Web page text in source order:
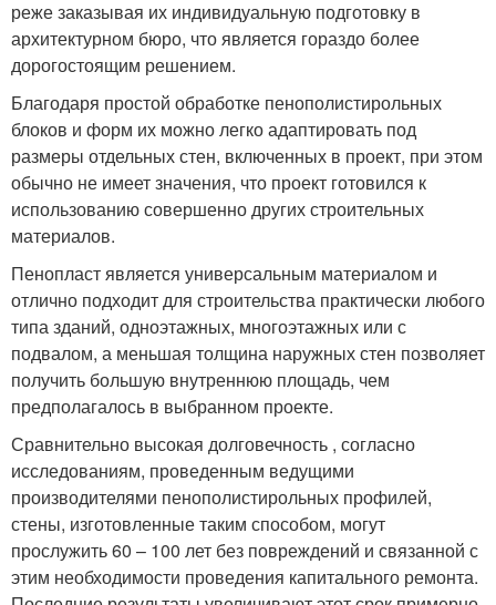
реже заказывая их индивидуальную подготовку в
архитектурном бюро, что является гораздо более
дорогостоящим решением.
Благодаря простой обработке пенополистирольных
блоков и форм их можно легко адаптировать под
размеры отдельных стен, включенных в проект, при этом
обычно не имеет значения, что проект готовился к
использованию совершенно других строительных
материалов.
Пенопласт является универсальным материалом и
отлично подходит для строительства практически любого
типа зданий, одноэтажных, многоэтажных или с
подвалом, а меньшая толщина наружных стен позволяет
получить большую внутреннюю площадь, чем
предполагалось в выбранном проекте.
Сравнительно высокая долговечность , согласно
исследованиям, проведенным ведущими
производителями пенополистирольных профилей,
стены, изготовленные таким способом, могут
прослужить 60 – 100 лет без повреждений и связанной с
этим необходимости проведения капитального ремонта.